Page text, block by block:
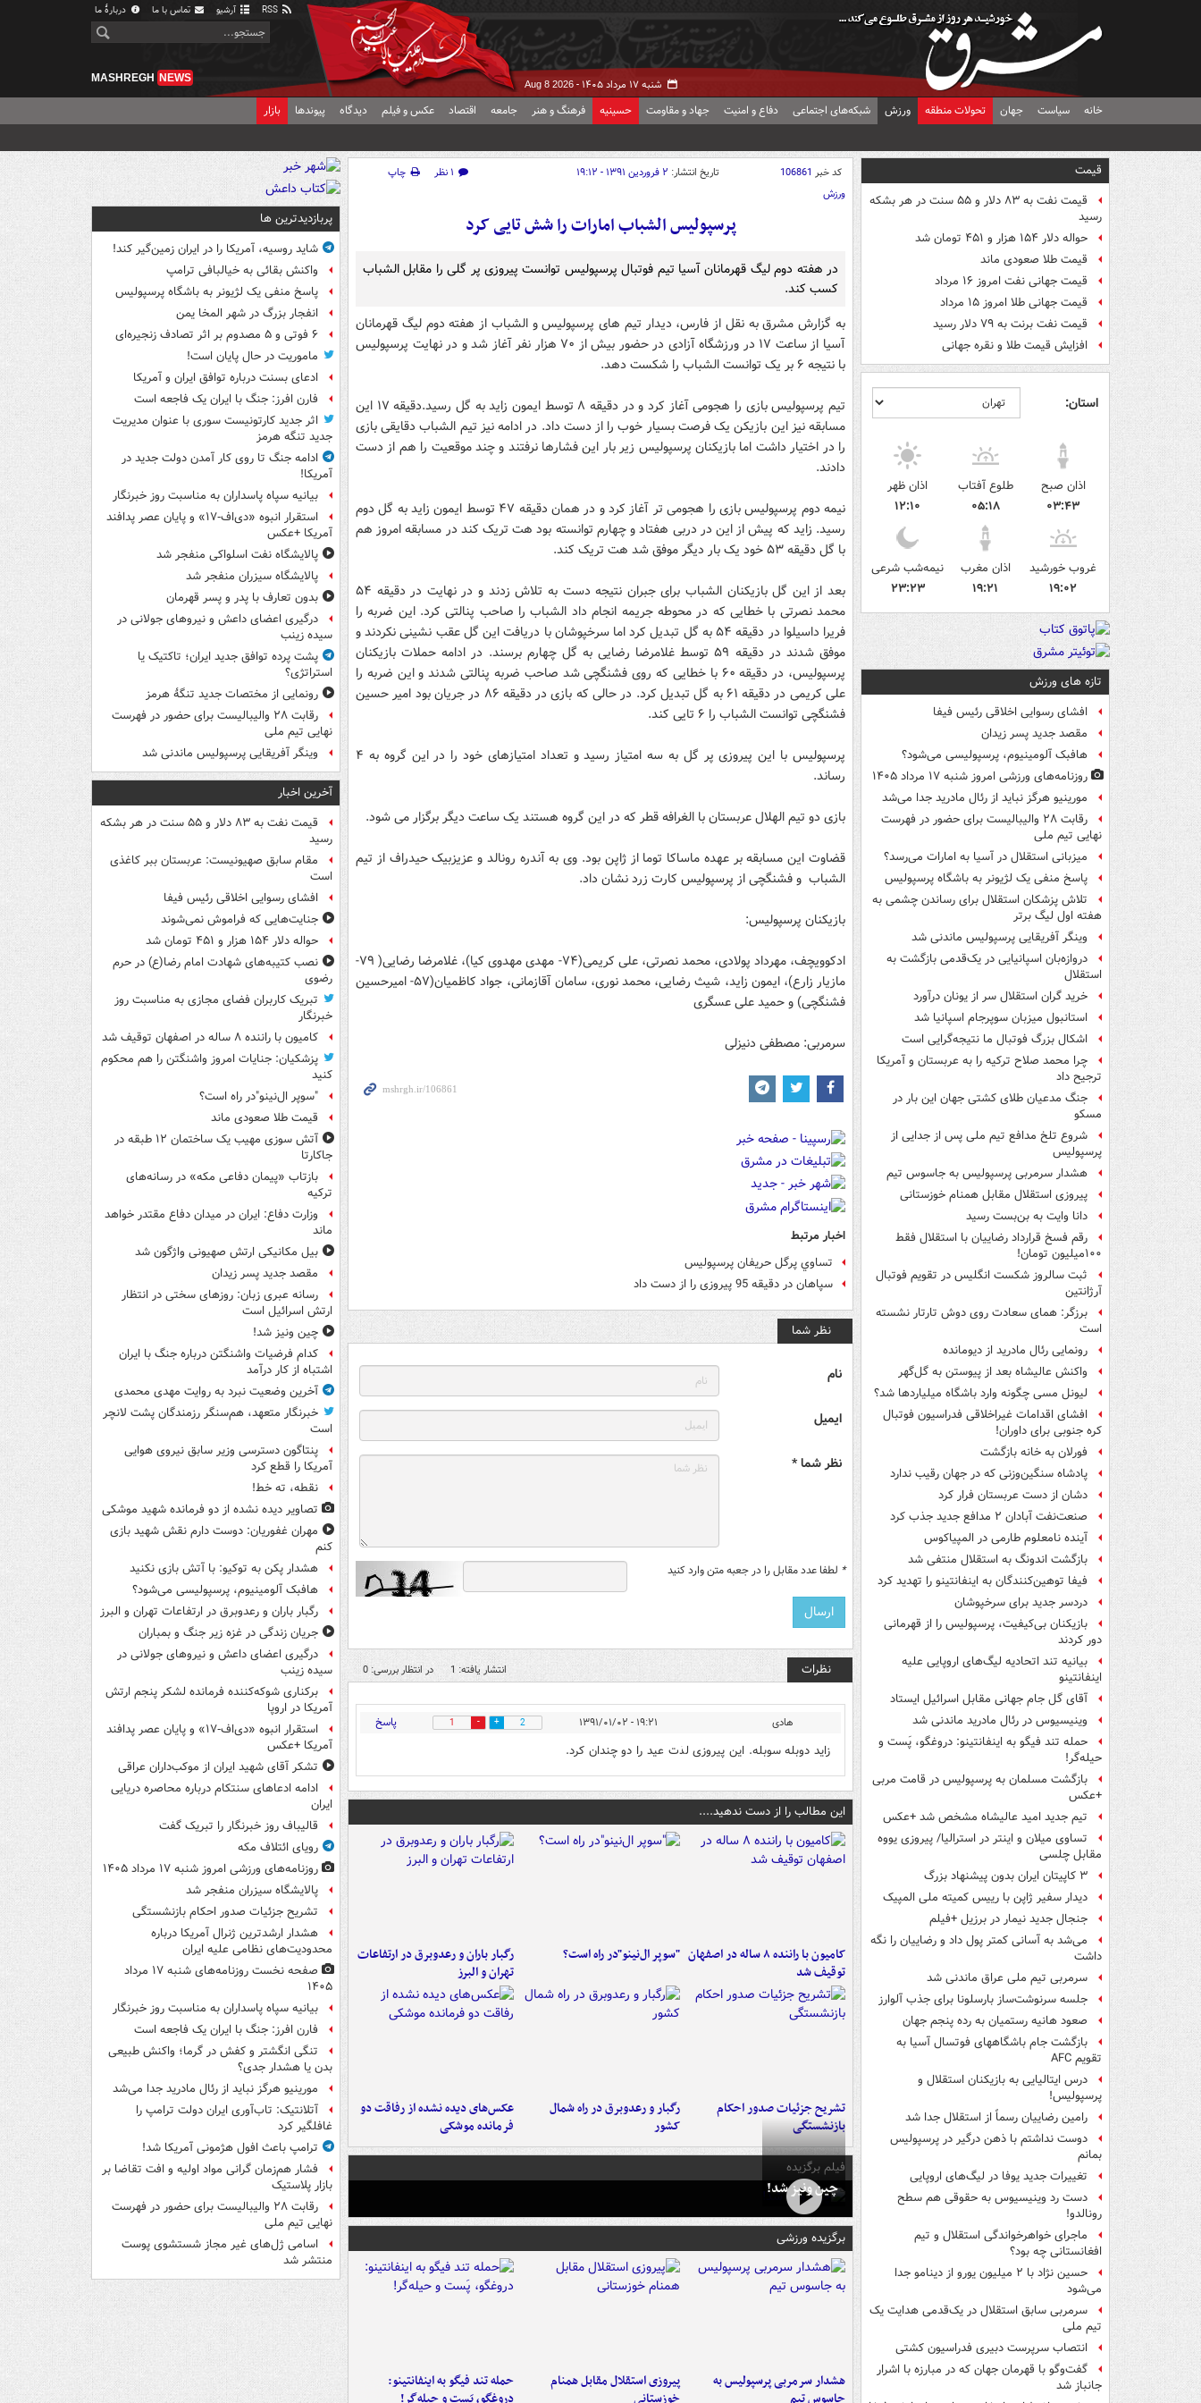
آرشیو تماس با ما دربارهٔ ما
شنبه ۱۷ مرداد ۱۴۰۵ - Aug 8 2026
MASHREGH NEWS
خانه سیاست جهان تحولات منطقه ورزش شبکه‌های اجتماعی دفاع و امنیت جهاد و مقاومت حسینیه فرهنگ و هنر جامعه اقتصاد عکس و فیلم دیدگاه پیوندها بازار
قیمت
قیمت نفت به ۸۳ دلار و ۵۵ سنت در هر بشکه
رسید
حواله دلار ۱۵۴ هزار و ۴۵۱ تومان شد
قیمت طلا صعودی ماند
قیمت جهانی نفت امروز ۱۶ مرداد
قیمت جهانی طلا امروز ۱۵ مرداد
قیمت نفت برنت به ۷۹ دلار رسید
افزایش قیمت طلا و نقره جهانی
استان:
اذان صبح
۰۳:۴۳
طلوع آفتاب
۰۵:۱۸
اذان ظهر
۱۲:۱۰
غروب خورشید
۱۹:۰۲
اذان مغرب
۱۹:۲۱
نیمه‌شب شرعی
۲۳:۲۳
تازه های ورزش
افشای رسوایی اخلاقی رئیس فیفا
مقصد جدید پسر زیدان
هافبک آلومینیوم، پرسپولیسی می‌شود؟
روزنامه‌های ورزشی امروز ‌شنبه ۱۷ مرداد ۱۴۰۵
مورینیو هرگز نباید از رئال مادرید جدا می‌شد
رقابت ۲۸ والیبالیست برای حضور در فهرست
نهایی تیم ملی
میزبانی استقلال در آسیا به امارات می‌رسد؟
پاسخ منفی یک لژیونر به باشگاه پرسپولیس
تلاش پزشکان استقلال برای رساندن چشمی به
هفته اول لیگ برتر
وینگر آفریقایی پرسپولیس ماندنی شد
دروازه‌بان اسپانیایی در یک‌قدمی بازگشت به
استقلال
خرید گران استقلال سر از یونان درآورد
استانبول میزبان سوپرجام اسپانیا شد
اشکال بزرگ فوتبال ما نتیجه‌گرایی است
چرا محمد صلاح ترکیه را به عربستان و آمریکا
ترجیح داد
جنگ مدعیان طلای کشتی جهان این بار در
مسکو
شروع تلخ مدافع تیم ملی پس از جدایی از
پرسپولیس
هشدار سرمربی پرسپولیس به جاسوس تیم
پیروزی استقلال مقابل همنام خوزستانی
دانا وایت به بن‌بست رسید
رقم فسخ قرارداد رضاییان با استقلال فقط
۱۰۰میلیون تومان!
ثبت سالروز شکست انگلیس در تقویم فوتبال
آرژانتین
برزگر: همای سعادت روی دوش تارتار نشسته
است
رونمایی رئال مادرید از دیومانده
واکنش عالیشاه بعد از پیوستن به گل‌گهر
لیونل مسی چگونه وارد باشگاه میلیاردها شد؟
افشای اقدامات غیراخلاقی فدراسیون فوتبال
کره جنوبی برای داوران!
فورلان به خانه بازگشت
پادشاه سنگین‌وزنی که در جهان رقیب ندارد
دشان از دست عربستان فرار کرد
صنعت‌نفت آبادان ۲ مدافع جدید جذب کرد
آینده نامعلوم طارمی در المپیاکوس
بازگشت اندونگ به استقلال منتفی شد
فیفا توهین‌کنندگان به اینفانتینو را تهدید کرد
دردسر جدید برای سرخپوشان
بازیکنان بی‌کیفیت، پرسپولیس را از قهرمانی
دور کردند
بیانیه تند اتحادیه لیگ‌های اروپایی علیه
اینفانتینو
آقای گل جام جهانی مقابل اسرائیل ایستاد
وینیسیوس در رئال مادرید ماندنی شد
حمله تند فیگو به اینفانتینو: دروغگو، پَست‌ و
حیله‌گر!
بازگشت مسلمان به پرسپولیس در قامت مربی
+عکس
تیم جدید امید عالیشاه مشخص شد +عکس
تساوی میلان و اینتر در استرالیا/ پیروزی یووه
مقابل چلسی
۳ کاپیتان ایران بدون پیشنهاد بزرگ
دیدار سفیر ژاپن با رییس کمیته ملی المپیک
جنجال جدید نیمار در برزیل +فیلم
می‌شد به آسانی کمتر پول داد و رضاییان را نگه
داشت
سرمربی تیم ملی عراق ماندنی شد
جلسه سرنوشت‌ساز بارسلونا برای جذب آلوارز
صعود هانیه رستمیان به رده پنجم جهان
بازگشت جام باشگاههای فوتسال آسیا به
تقویم AFC
درس ایتالیایی‌ به بازیکنان استقلال و
پرسپولیس!
رامین رضاییان رسماً از استقلال جدا شد
دوست نداشتم با ذهن درگیر در پرسپولیس
بمانم
تغییرات جدید یوفا در لیگ‌های اروپایی
دست رد وینیسیوس به حقوقی هم سطح
رونالدو!
ماجرای خواهرخواندگی استقلال و تیم
افغانستانی چه بود؟
حسین نژاد با ۲ میلیون یورو از دینامو جدا
می‌شود
سرمربی سابق استقلال در یک‌قدمی هدایت یک
تیم ملی
انتصاب سرپرست دبیری فدراسیون کشتی
گفت‌وگو با قهرمان جهان که در مبارزه با اشرار
جانباز شد
کد خبر 106861 تاریخ انتشار: ۲ فروردین ۱۳۹۱ - ۱۹:۱۲ ۱ نظر
چاپ
ورزش
پرسپولیس الشباب امارات را شش تایی کرد
در هفته دوم لیگ قهرمانان آسیا تیم فوتبال پرسپولیس توانست پیروزی پر گلی را مقابل الشباب
کسب کند.
به گزارش مشرق به نقل از فارس، دیدار تیم های پرسپولیس و الشباب از هفته دوم لیگ قهرمانان
آسیا از ساعت ۱۷ در ورزشگاه آزادی در حضور بیش از ۷۰ هزار نفر آغاز شد و در نهایت پرسپولیس
با نتیجه ۶ بر یک توانست الشباب را شکست دهد.
تیم پرسپولیس بازی را هجومی آغاز کرد و در دقیقه ۸ توسط ایمون زاید به گل رسید.دقیقه ۱۷ این
مسابقه نیز این بازیکن یک فرصت بسیار خوب را از دست داد. در ادامه نیز تیم الشباب دقایقی بازی
را در اختیار داشت اما بازیکنان پرسپولیس زیر بار این فشارها نرفتند و چند موقعیت را هم از دست
دادند.
نیمه دوم پرسپولیس بازی را هجومی تر آغاز کرد و در همان دقیقه ۴۷ توسط ایمون زاید به گل دوم
رسید. زاید که پیش از این در دربی هفتاد و چهارم توانسته بود هت تریک کند در مسابقه امروز هم
با گل دقیقه ۵۳ خود یک بار دیگر موفق شد هت تریک کند.
بعد از این گل بازیکنان الشباب برای جبران نتیجه دست به تلاش زدند و در نهایت در دقیقه ۵۴
محمد نصرتی با خطایی که در محوطه جریمه انجام داد الشباب را صاحب پنالتی کرد. این ضربه را
فریرا داسیلوا در دقیقه ۵۴ به گل تبدیل کرد اما سرخپوشان با دریافت این گل عقب نشینی نکردند و
موفق شدند در دقیقه ۵۹ توسط غلامرضا رضایی به گل چهارم برسند. در ادامه حملات بازیکنان
پرسپولیس، در دقیقه ۶۰ با خطایی که روی فشنگچی شد صاحب ضربه پنالتی شدند و این ضربه را
علی کریمی در دقیقه ۶۱ به گل تبدیل کرد. در حالی که بازی در دقیقه ۸۶ در جریان بود امیر حسین
فشنگچی توانست الشباب را ۶ تایی کند.
پرسپولیس با این پیروزی پر گل به سه امتیاز رسید و تعداد امتیازهای خود را در این گروه به ۴
رساند.
بازی دو تیم الهلال عربستان با الغرافه قطر که در این گروه هستند یک ساعت دیگر برگزار می شود.
قضاوت این مسابقه بر عهده ماساکا توما از ژاپن بود. وی به آندره رونالد و عزیزبیک حیدراف از تیم
الشباب و فشنگچی از پرسپولیس کارت زرد نشان داد.
بازیکنان پرسپولیس:
ادکوویچف، مهرداد پولادی، محمد نصرتی، علی کریمی(۷۴- مهدی مهدوی کیا)، غلامرضا رضایی( ۷۹-
مازیار زارع)، ایمون زاید، شیث رضایی، محمد نوری، سامان آقازمانی، جواد کاظمیان(۵۷- امیرحسین
فشنگچی) و حمید علی عسگری
سرمربی: مصطفی دنیزلی
اخبار مرتبط
تساوي پرگل حریفان پرسپولیس
سپاهان در دقیقه 95 پیروزی را از دست داد
نظر شما
نام
ایمیل
نظر شما *
* لطفا عدد مقابل را در جعبه متن وارد کنید
نظرات انتشار یافته: 1 در انتظار بررسی: 0
هادی ۱۹:۲۱ - ۱۳۹۱/۰۱/۰۲ 2
1 پاسخ
زاید دوبله سوبله. این پیروزی لذت عید را دو چندان کرد.
این مطالب را از دست ندهید....
کامیون با راننده ۸ ساله در اصفهان
توقیف شد
"سوپر ال‌نینو"در راه است؟
رگبار باران و رعدوبرق در ارتفاعات
تهران و البرز
تشریح جزئیات صدور احکام
بازنشستگی
رگبار و رعدوبرق در راه شمال
کشور
عکس‌های دیده نشده از رفاقت دو
فرمانده‌ موشکی
فیلم برگزیده
چین ونیز شد!
برگزیده ورزشی
هشدار سرمربی پرسپولیس به
پیروزی استقلال مقابل همنام
حمله تند فیگو به اینفانتینو:
پربازدیدترین ها
شاید روسیه، آمریکا را در ایران زمین‌گیر کند!
واکنش بقائی به خیالبافی ترامپ
پاسخ منفی یک لژیونر به باشگاه پرسپولیس
انفجار بزرگ در شهر المخا یمن
۶ فوتی و ۵ مصدوم بر اثر تصادف زنجیره‌ای
ماموریت در حال پایان است!
ادعای بسنت درباره توافق ایران و آمریکا
فارن افرز: جنگ با ایران یک فاجعه است
اثر جدید کارتونیست سوری با عنوان مدیریت
جدید تنگه هرمز
ادامه جنگ تا روی کار آمدن دولت جدید در
آمریکا!
بیانیه سپاه پاسداران به مناسبت روز خبرنگار
استقرار انبوه «دی‌اف‑۱۷» و پایان عصر پدافند
آمریکا +عکس
پالایشگاه نفت اسلواکی منفجر شد
پالایشگاه سیزران منفجر شد
بدون تعارف با پدر و پسر قهرمان
درگیری اعضای داعش و نیروهای جولانی در
سیده زینب
پشت پرده توافق جدید ایران؛ تاکتیک یا
استراتژی؟
رونمایی از مختصات جدید تنگۀ هرمز
رقابت ۲۸ والیبالیست برای حضور در فهرست
نهایی تیم ملی
وینگر آفریقایی پرسپولیس ماندنی شد
آخرین اخبار
قیمت نفت به ۸۳ دلار و ۵۵ سنت در هر بشکه
رسید
مقام سابق صهیونیست: عربستان ببر کاغذی
است
افشای رسوایی اخلاقی رئیس فیفا
جنایت‌هایی که فراموش نمی‌شوند
حواله دلار ۱۵۴ هزار و ۴۵۱ تومان شد
نصب کتیبه‌های شهادت امام رضا(ع) در حرم
رضوی
تبریک کاربران فضای مجازی به مناسبت روز
خبرنگار
کامیون با راننده ۸ ساله در اصفهان توقیف شد
پزشکیان: جنایات امروز واشنگتن را هم محکوم
کنید
"سوپر ال‌نینو"در راه است؟
قیمت طلا صعودی ماند
آتش سوزی مهیب یک ساختمان ۱۲ طبقه در
جاکارتا
بازتاب «پیمان دفاعی مکه» در رسانه‌های
ترکیه
وزارت دفاع: ایران در میدان دفاع مقتدر خواهد
ماند
بیل مکانیکی ارتش صهیونی واژگون شد
مقصد جدید پسر زیدان
رسانه عبری زبان: روزهای سختی در انتظار
ارتش اسرائیل است
چین ونیز شد!
کدام فرضیات واشنگتن درباره جنگ با ایران
اشتباه از کار درآمد
آخرین وضعیت نبرد به روایت مهدی محمدی
خبرنگار متعهد، هم‌سنگر رزمندگان پشت لانچر
است
پنتاگون دسترسی وزیر سابق نیروی هوایی
آمریکا را قطع کرد
نقطه، ته خط!
تصاویر دیده‌ نشده از دو فرمانده شهید موشکی
مهران غفوریان: دوست دارم نقش شهید بازی
کنم
هشدار پکن به توکیو: با آتش بازی نکنید
هافبک آلومینیوم، پرسپولیسی می‌شود؟
رگبار باران و رعدوبرق در ارتفاعات تهران و البرز
جریان زندگی در غزه زیر جنگ و بمباران
درگیری اعضای داعش و نیروهای جولانی در
سیده زینب
برکناری شوکه‌کننده فرمانده لشکر پنجم ارتش
آمریکا در اروپا
استقرار انبوه «دی‌اف‑۱۷» و پایان عصر پدافند
آمریکا +عکس
تشکر آقای شهید ایران از موکب‌داران عراقی
ادامه ادعاهای سنتکام درباره محاصره دریایی
ایران
قالیباف روز خبرنگار را تبریک گفت
رویای ائتلاف مکه
روزنامه‌های ورزشی امروز ‌شنبه ۱۷ مرداد ۱۴۰۵
پالایشگاه سیزران منفجر شد
تشریح جزئیات صدور احکام بازنشستگی
هشدار ارشدترین ژنرال آمریکا درباره
محدودیت‌های نظامی علیه ایران
صفحه نخست روزنامه‌های شنبه ۱۷ مرداد
۱۴۰۵
بیانیه سپاه پاسداران به مناسبت روز خبرنگار
فارن افرز: جنگ با ایران یک فاجعه است
تنگی انگشتر و کفش در گرما؛ واکنش طبیعی
بدن یا هشدار جدی؟
مورینیو هرگز نباید از رئال مادرید جدا می‌شد
آتلانتیک: تاب‌آوری ایران دولت ترامپ را
غافلگیر کرد
ترامپ باعث افول هژمونی آمریکا شد!
فشار هم‌زمان گرانی مواد اولیه و افت تقاضا بر
بازار پلاستیک
رقابت ۲۸ والیبالیست برای حضور در فهرست
نهایی تیم ملی
اسامی ژل‌های غیر مجاز شستشوی پوست
منتشر شد